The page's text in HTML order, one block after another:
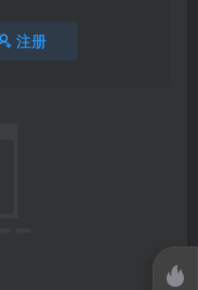
注册